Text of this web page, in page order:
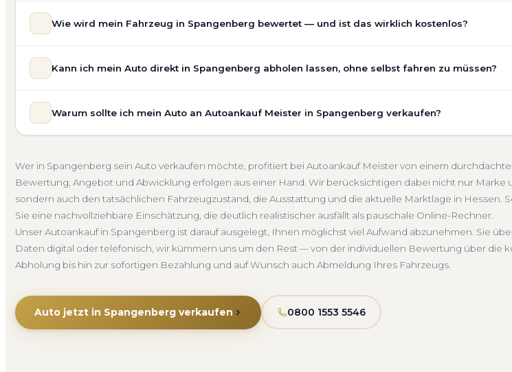
allgemeinem Reparaturbedarf direkt in Spangenberg an. Der Zustand Ihres Fahrzeugs fließt
Unfallwagen Spangenberg Motorschaden Ohne TÜV Getriebeschaden Faire Bewertung
Wie wird mein Fahrzeug in Spangenberg bewertet — und ist das wirklich kostenlos?
prüfen Marke, Modell, Baujahr, Kilometerstand, Ausstattung, Pflegezustand und die aktuelle Marktlage.
Kostenlose Bewertung Marktwert Spangenberg Unverbindlich Seriöse Einschätzung
Kann ich mein Auto direkt in Spangenberg abholen lassen, ohne selbst fahren zu müssen?
Adresse — egal ob zu Hause, am Arbeitsplatz oder an einem Treffpunkt Ihrer Wahl in Spangenberg und
Warum sollte ich mein Auto an Autoankauf Meister in Spangenberg verkaufen?
verbindliches Angebot und auf Wunsch den kompletten Service von der Abholung bis zur
4.800 zufriedene Kunden sprechen für sich.
Seit 2010 4.800+ Ankäufe Komplettservice Hessen
Wer in Spangenberg sein Auto verkaufen möchte, profitiert bei Autoankauf Meister von einem
Bewertung, Angebot und Abwicklung erfolgen aus einer Hand. Wir berücksichtigen dabei nicht nur Marke
sondern auch den tatsächlichen Fahrzeugzustand, die Ausstattung und die aktuelle Marktlage in Hessen.
Sie eine nachvollziehbare Einschätzung, die deutlich realistischer ausfällt als pauschale Online-Rechner.
Unser Autoankauf in Spangenberg ist darauf ausgelegt, Ihnen möglichst viel Aufwand abzunehmen. Sie
Daten digital oder telefonisch, wir kümmern uns um den Rest — von der individuellen Bewertung über die
Abholung bis hin zur sofortigen Bezahlung und auf Wunsch auch Abmeldung Ihres Fahrzeugs.
Auto jetzt in Spangenberg verkaufen 0800 1553 5546